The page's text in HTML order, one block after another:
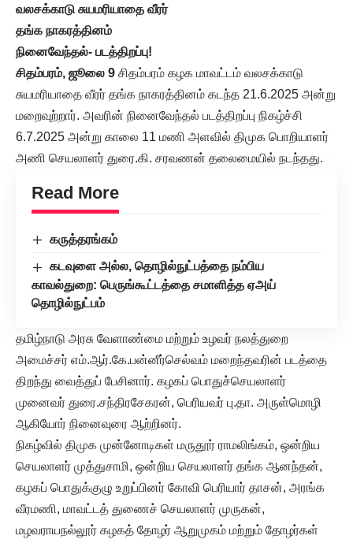
வலசக்காடு சுயமரியாதை வீரர்
தங்க நாகரத்தினம்
நினைவேந்தல்- படத்திறப்பு!
சிதம்பரம், ஜூலை 9 சிதம்பரம் கழக மாவட்டம் வலசக்காடு
சுயமரியாதை வீரர் தங்க நாகரத்தினம் கடந்த 21.6.2025 அன்று
மறைவுற்றார். அவரின் நினைவேந்தல் படத்திறப்பு நிகழ்ச்சி
6.7.2025 அன்று காலை 11 மணி அளவில் திமுக பொறியாளர்
அணி செயலாளர் துரை.கி. சரவணன் தலைமையில் நடந்தது.
Read More
கருத்தரங்கம்
கடவுளை அல்ல, தொழில்நுட்பத்தை நம்பிய
காவல்துறை: பெருங்கூட்டத்தை சமாளித்த ஏஅய்
தொழில்நுட்பம்
தமிழ்நாடு அரசு வேளாண்மை மற்றும் உழவர் நலத்துறை
அமைச்சர் எம்.ஆர்.கே.பன்னீர்செல்வம் மறைந்தவரின் படத்தை
திறந்து வைத்துப் பேசினார். கழகப் பொதுச்செயலாளர்
முனைவர் துரை.சந்திரசேகரன், பெரியவர் பு.தா. அருள்மொழி
ஆகியோர் நினைவுரை ஆற்றினர்.
நிகழ்வில் திமுக முன்னோடிகள் மருதூர் ராமலிங்கம், ஒன்றிய
செயலாளர் முத்துசாமி, ஒன்றிய செயலாளர் தங்க ஆனந்தன்,
கழகப் பொதுக்குழு உறுப்பினர் கோவி பெரியார் தாசன், அரங்க
வீரமணி, மாவட்டத் துணைச் செயலாளர் முருகன்,
மழவராயநல்லூர் கழகத் தோழர் ஆறுமுகம் மற்றும் தோழர்கள்